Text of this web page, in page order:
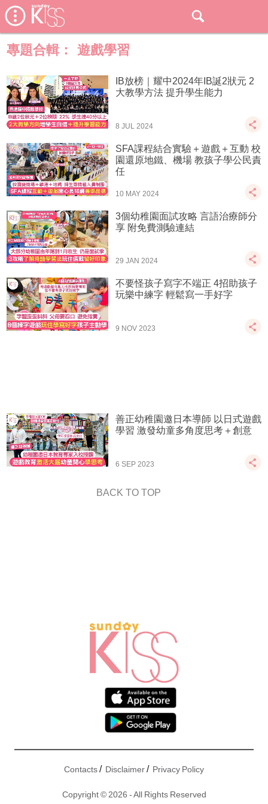
專題合輯： 遊戲學習
IB放榜｜耀中2024年IB誕2狀元 2
大教學方法 提升學生能力
8 JUL 2024
SFA課程結合實驗＋遊戲＋互動 校
園還原地鐵、機場 教孩子學公民責
任
10 MAY 2024
3個幼稚園面試攻略 言語治療師分
享 附免費測驗連結
29 JAN 2024
不要怪孩子寫字不端正 4招助孩子
玩樂中練字 輕鬆寫一手好字
9 NOV 2023
善正幼稚園邀日本導師 以日式遊戲
學習 激發幼童多角度思考＋創意
6 SEP 2023
BACK TO TOP
Contacts/ Disclaimer/ Privacy Policy
Copyright © 2026 - All Rights Reserved